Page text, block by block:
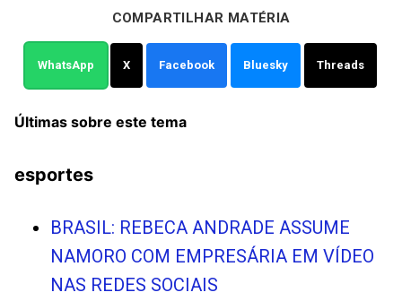
COMPARTILHAR MATÉRIA
WhatsApp X Facebook Bluesky Threads
Últimas sobre este tema
esportes
BRASIL: REBECA ANDRADE ASSUME
NAMORO COM EMPRESÁRIA EM VÍDEO
NAS REDES SOCIAIS